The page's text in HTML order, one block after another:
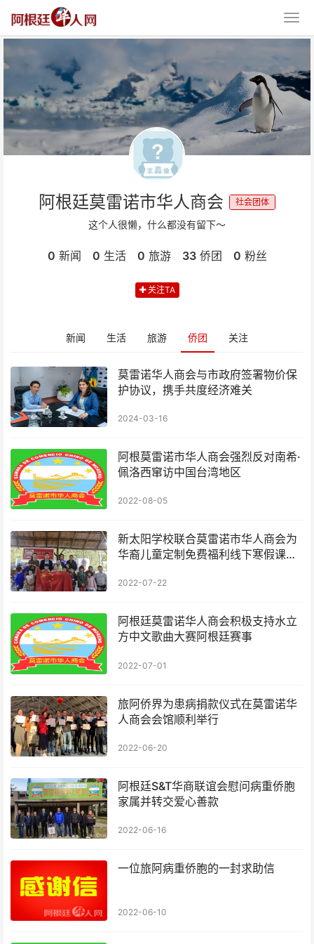
阿根廷莫雷诺市华人商会 社会团体
这个人很懒，什么都没有留下～
0 新闻 0 生活 0 旅游 33 侨团 0 粉丝
关注TA
新闻 生活 旅游 侨团 关注
莫雷诺华人商会与市政府签署物价保
护协议，携手共度经济难关
2024-03-16
阿根莫雷诺市华人商会强烈反对南希·
佩洛西窜访中国台湾地区
2022-08-05
新太阳学校联合莫雷诺市华人商会为
华裔儿童定制免费福利线下寒假课程
2022-07-22
阿根廷莫雷诺华人商会积极支持水立
方中文歌曲大赛阿根廷赛事
2022-07-01
旅阿侨界为患病捐款仪式在莫雷诺华
人商会会馆顺利举行
2022-06-20
阿根廷S&T华商联谊会慰问病重侨胞
家属并转交爱心善款
2022-06-16
一位旅阿病重侨胞的一封求助信
2022-06-10